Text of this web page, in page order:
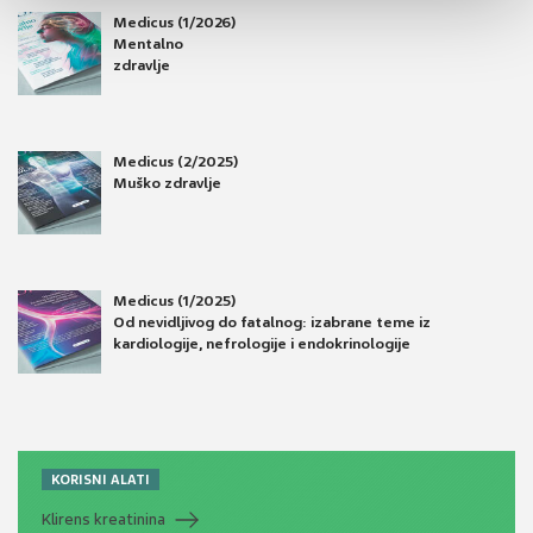
Medicus (1/2026)
Mentalno
zdravlje
Medicus (2/2025)
Muško zdravlje
Medicus (1/2025)
Od nevidljivog do fatalnog: izabrane teme iz
kardiologije, nefrologije i endokrinologije
KORISNI ALATI
Klirens kreatinina